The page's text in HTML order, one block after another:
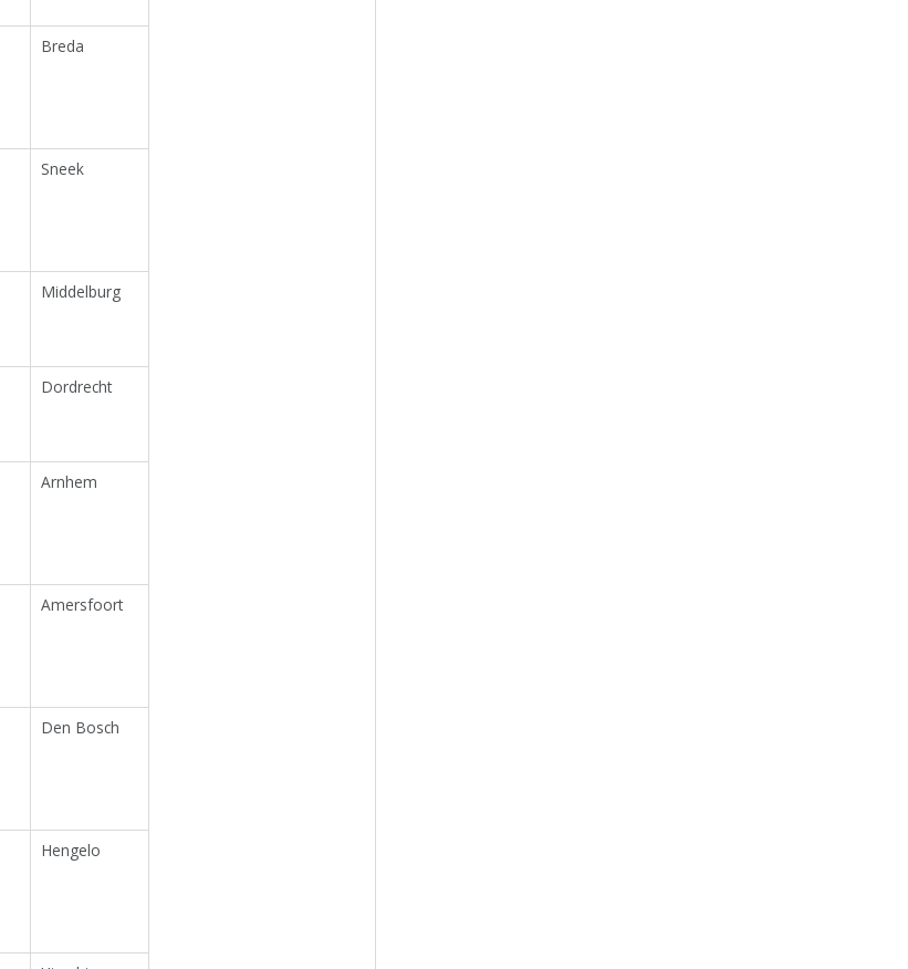
Breda
Sneek
Middelburg
Dordrecht
Arnhem
Amersfoort
Den Bosch
Hengelo